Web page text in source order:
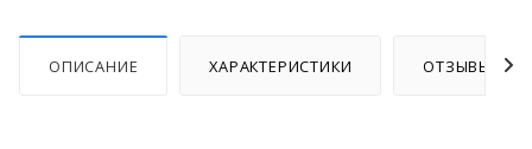
ОПИСАНИЕ ХАРАКТЕРИСТИКИ ОТЗЫВЫ